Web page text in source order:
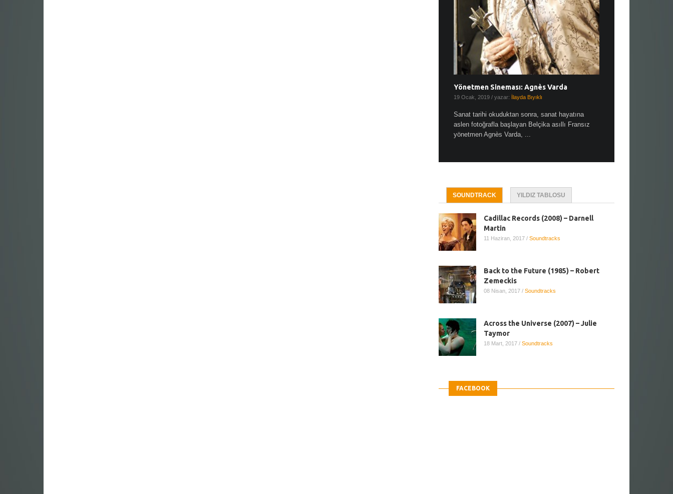
Yönetmen Sineması: Agnès Varda
19 Ocak, 2019 / yazar: İlayda Bıyıklı
Sanat tarihi okuduktan sonra, sanat hayatına
aslen fotoğrafla başlayan Belçika asıllı Fransız
yönetmen Agnès Varda, ...
SOUNDTRACK YILDIZ TABLOSU
Cadillac Records (2008) – Darnell
Martin
11 Haziran, 2017 / Soundtracks
Back to the Future (1985) – Robert
Zemeckis
08 Nisan, 2017 / Soundtracks
Across the Universe (2007) – Julie
Taymor
18 Mart, 2017 / Soundtracks
FACEBOOK